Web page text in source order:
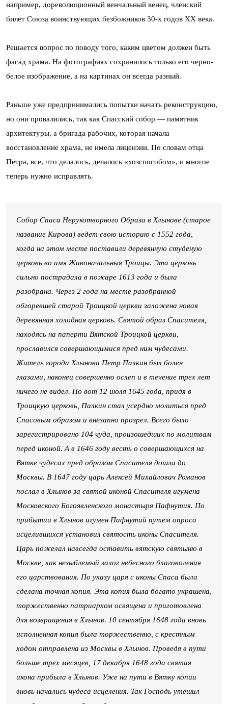
например, дореволюционный венчальный венец, членский
билет Союза воинствующих безбожников 30-х годов XX века.
Решается вопрос по поводу того, каким цветом должен быть
фасад храма. На фотографиях сохранилось только его черно-
белое изображение, а на картинах он всегда разный.
Раньше уже предпринимались попытки начать реконструкцию,
но они провалились, так как Спасский собор — памятник
архитектуры, а бригада рабочих, которая начала
восстановление храма, не имела лицензии. По словам отца
Петра, все, что делалось, делалось «хозспособом», и многое
теперь нужно исправлять.
Собор Спаса Нерукотворного Образа в Хлынове (старое
название Кирова) ведет свою историю с 1552 года,
когда на этом месте поставили деревянную студеную
церковь во имя Живоначальныя Троицы. Эта церковь
сильно пострадала в пожаре 1613 года и была
разобрана. Через 2 года на месте разобранной
обгоревшей старой Троицкой церкви заложена новая
деревянная холодная церковь. Святой образ Спасителя,
находясь на паперти Вятской Троицкой церкви,
прославился совершающимися пред ним чудесами.
Житель города Хлынова Петр Палкин был болен
глазами, наконец совершенно ослеп и в течение трех лет
ничего не видел. Но вот 12 июля 1645 года, придя в
Троицкую церковь, Палкин стал усердно молиться пред
Спасовым образом и внезапно прозрел. Всего было
зарегистрировано 104 чуда, произошедших по молитвам
перед иконой. А в 1646 году весть о совершающихся на
Вятке чудесах пред образом Спасителя дошла до
Москвы. В 1647 году царь Алексей Михайлович Романов
послал в Хлынов за святой иконой Спасителя игумена
Московского Богоявленского монастыря Пафнутия. По
прибытии в Хлынов игумен Пафнутий путем опроса
исцелившихся установил святость иконы Спасителя.
Царь пожелал навсегда оставить вятскую святыню в
Москве, как незыблемый залог небесного благоволения
его царствования. По указу царя с иконы Спаса была
сделана точная копия. Эта копия была богато украшена,
торжественно патриархом освящена и приготовлена
для возвращения в Хлынов. 10 сентября 1648 года вновь
исполненная копия была торжественно, с крестным
ходом отправлена из Москвы в Хлынов. Проведя в пути
больше трех месяцев, 17 декабря 1648 года святая
икона прибыла в Хлынов. Уже на пути в Вятку копии
вновь начались чудеса исцеления. Так Господь утешил